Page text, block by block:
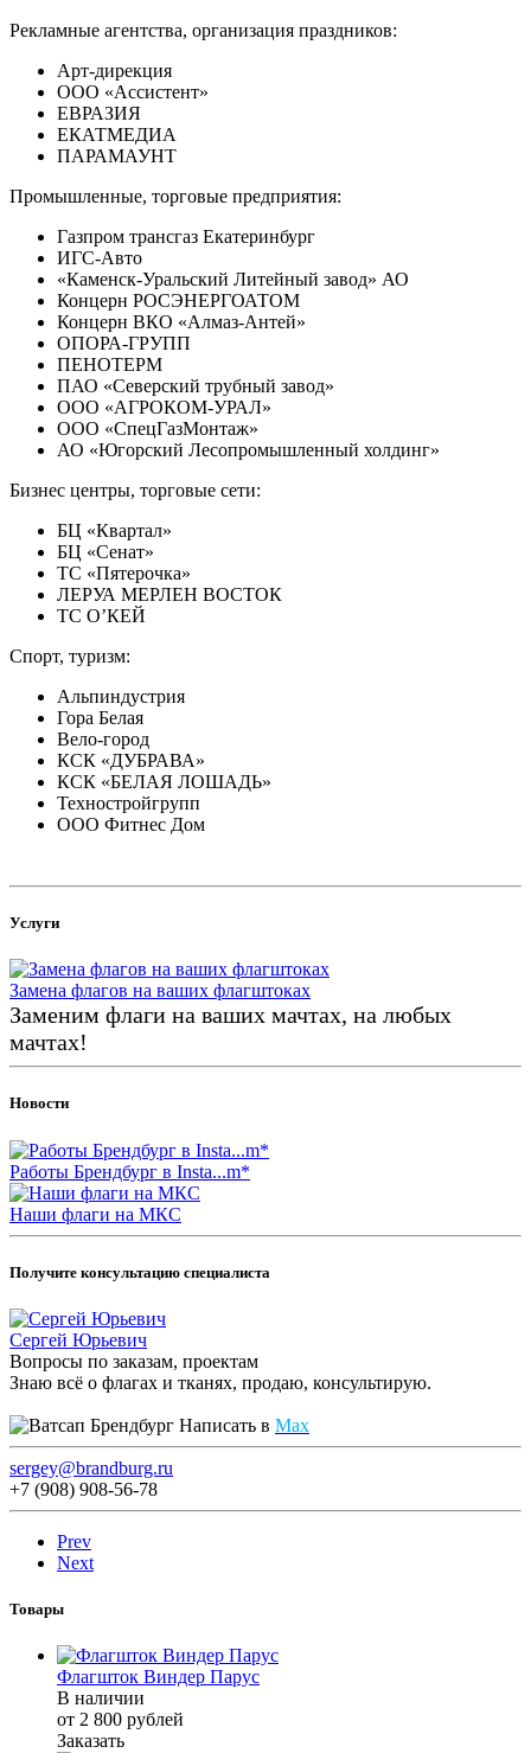
Рекламные агентства, организация праздников:
Арт-дирекция
ООО «Ассистент»
ЕВРАЗИЯ
ЕКАТМЕДИА
ПАРАМАУНТ
Промышленные, торговые предприятия:
Газпром трансгаз Екатеринбург
ИГС-Авто
«Каменск-Уральский Литейный завод» АО
Концерн РОСЭНЕРГОАТОМ
Концерн ВКО «Алмаз-Антей»
ОПОРА-ГРУПП
ПЕНОТЕРМ
ПАО «Северский трубный завод»
ООО «АГРОКОМ-УРАЛ»
ООО «СпецГазМонтаж»
АО «Югорский Лесопромышленный холдинг»
Бизнес центры, торговые сети:
БЦ «Квартал»
БЦ «Сенат»
ТС «Пятерочка»
ЛЕРУА МЕРЛЕН ВОСТОК
ТС О’КЕЙ
Спорт, туризм:
Альпиндустрия
Гора Белая
Вело-город
КСК «ДУБРАВА»
КСК «БЕЛАЯ ЛОШАДЬ»
Техностройгрупп
ООО Фитнес Дом
Услуги
Замена флагов на ваших флагштоках
Заменим флаги на ваших мачтах, на любых
мачтах!
Новости
Работы Брендбург в Insta...m*
Наши флаги на МКС
Получите консультацию специалиста
Сергей Юрьевич
Вопросы по заказам, проектам
Знаю всё о флагах и тканях, продаю, консультирую.
Написать в Max
sergey@brandburg.ru
+7 (908) 908-56-78
Prev
Next
Товары
Флагшток Виндер Парус
В наличии
от 2 800 рублей
Заказать